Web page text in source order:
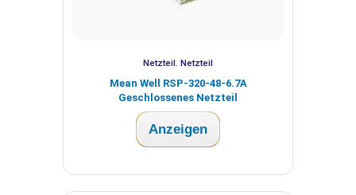
Netzteil. Netzteil
Mean Well RSP-320-48-6.7A
Geschlossenes Netzteil
Anzeigen